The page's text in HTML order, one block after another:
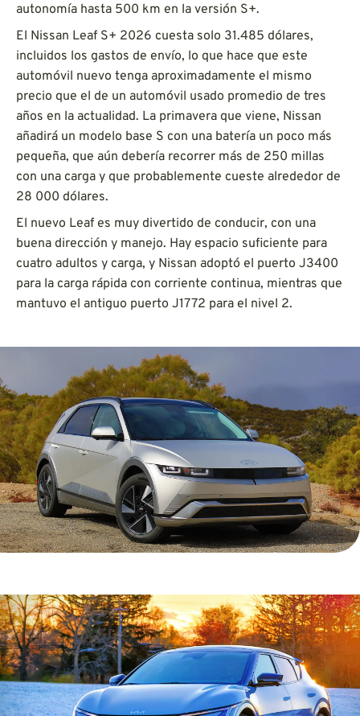
autonomía hasta 500 km en la versión S+.
El Nissan Leaf S+ 2026 cuesta solo 31.485 dólares,
incluidos los gastos de envío, lo que hace que este
automóvil nuevo tenga aproximadamente el mismo
precio que el de un automóvil usado promedio de tres
años en la actualidad. La primavera que viene, Nissan
añadirá un modelo base S con una batería un poco más
pequeña, que aún debería recorrer más de 250 millas
con una carga y que probablemente cueste alrededor de
28 000 dólares.
El nuevo Leaf es muy divertido de conducir, con una
buena dirección y manejo. Hay espacio suficiente para
cuatro adultos y carga, y Nissan adoptó el puerto J3400
para la carga rápida con corriente continua, mientras que
mantuvo el antiguo puerto J1772 para el nivel 2.